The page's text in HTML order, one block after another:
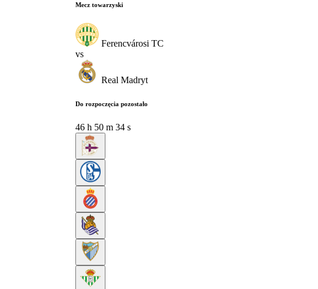
Mecz towarzyski
Ferencvárosi TC
vs
Real Madryt
Do rozpoczęcia pozostało
46 h 50 m 33 s